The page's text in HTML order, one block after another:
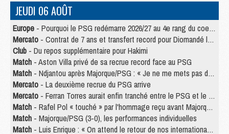
JEUDI 06 AOÛT
Europe - Pourquoi le PSG redémarre 2026/27 au 4e rang du coefficient UEFA
Mercato - Contrat de 7 ans et transfert record pour Diomandé loin du PSG
Club - Du repos supplémentaire pour Hakimi
Match - Aston Villa privé de sa recrue record face au PSG
Match - Ndjantou après Majorque/PSG : « Je ne me mets pas de plafond »
Mercato - La deuxième recrue du PSG arrive
Mercato - Ferran Torres aurait enfin tranché entre le PSG et le Barça
Match - Rafel Pol « touché » par l'hommage reçu avant Majorque/PSG
Match - Majorque/PSG (3-0), les performances individuelles
Match - Luis Enrique : « On attend le retour de nos internationaux »